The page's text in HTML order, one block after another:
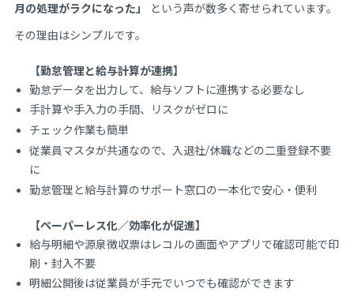
月の処理がラクになった」
という声が数多く寄せられています。
その理由はシンプルです。
【勤怠管理と給与計算が連携】
勤怠データを出力して、給与ソフトに連携する必要なし
手計算や手入力の手間、リスクがゼロに
チェック作業も簡単
従業員マスタが共通なので、入退社/休職などの二重登録不要
に
勤怠管理と給与計算のサポート窓口の一本化で安心・便利
【ペーパーレス化／効率化が促進】
給与明細や源泉徴収票はレコルの画面やアプリで確認可能で印
刷・封入不要
明細公開後は従業員が手元でいつでも確認ができます